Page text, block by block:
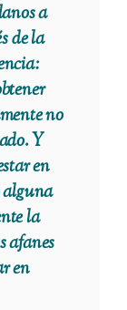
a
de la
no
Y
en
alguna
la
afanes
en